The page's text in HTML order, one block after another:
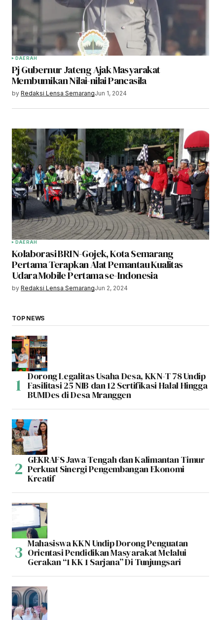
DAERAH
Pj Gubernur Jateng Ajak Masyarakat
Membumikan Nilai-nilai Pancasila
by Redaksi Lensa SemarangJun 1, 2024
DAERAH
Kolaborasi BRIN-Gojek, Kota Semarang
Pertama Terapkan Alat Pemantau Kualitas
Udara Mobile Pertama se-Indonesia
by Redaksi Lensa SemarangJun 2, 2024
TOP NEWS
Dorong Legalitas Usaha Desa, KKN-T 78 Undip
Fasilitasi 25 NIB dan 12 Sertifikasi Halal Hingga
BUMDes di Desa Mranggen
GEKRAFS Jawa Tengah dan Kalimantan Timur
Perkuat Sinergi Pengembangan Ekonomi
Kreatif
Mahasiswa KKN Undip Dorong Penguatan
Orientasi Pendidikan Masyarakat Melalui
Gerakan “1 KK 1 Sarjana” Di Tunjungsari